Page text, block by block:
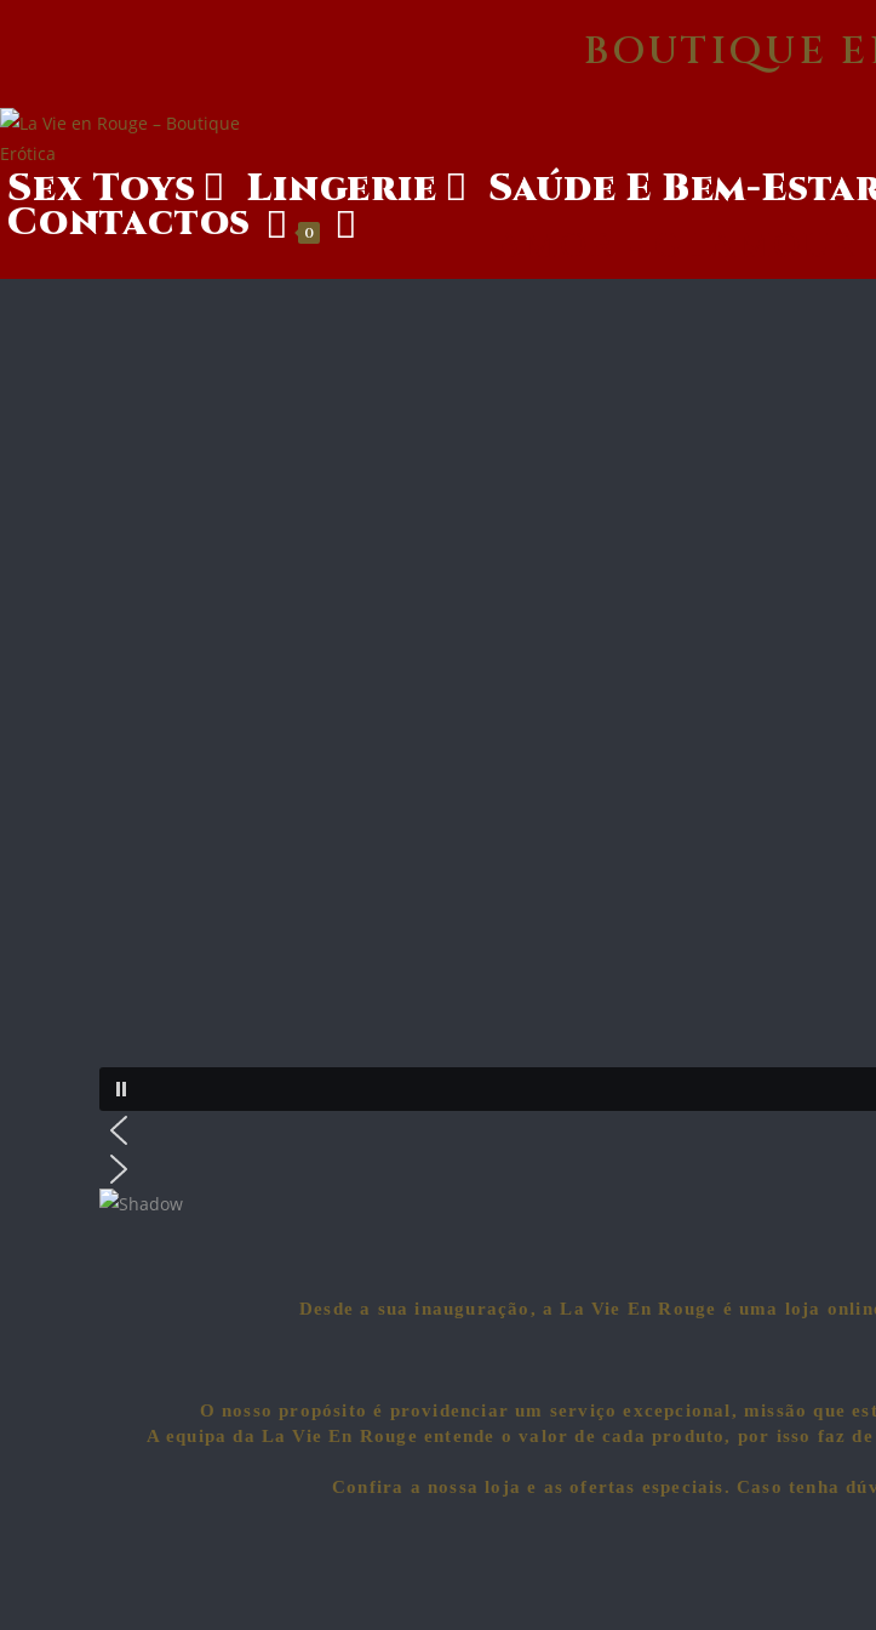
BOUTIQUE
Sex Toys Lingerie Saúde E Bem-
Contactos 0
Desde a sua inauguração, a La Vie En Rouge é uma loja
O nosso propósito é providenciar um serviço excepcional, missão que
A equipa da La Vie En Rouge entende o valor de cada produto, por isso faz
Confira a nossa loja e as ofertas especiais. Caso tenha